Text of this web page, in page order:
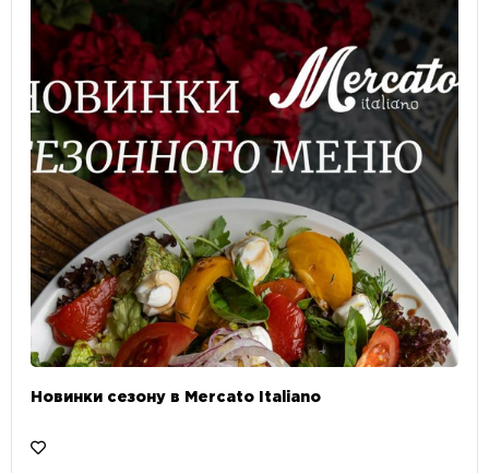
Новинки сезону в Mercato Italiano